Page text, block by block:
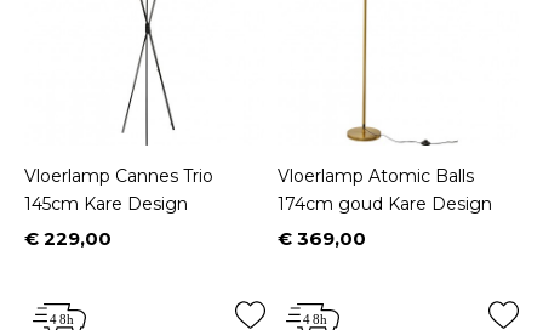
Vloerlamp Cannes Trio
145cm Kare Design
Prijs
€ 229,00
Vloerlamp Atomic Balls
174cm goud Kare Design
Prijs
€ 369,00